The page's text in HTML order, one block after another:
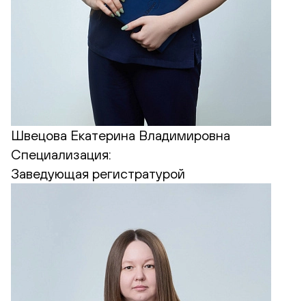
Швецова Екатерина Владимировна
Специализация:
Заведующая регистратурой